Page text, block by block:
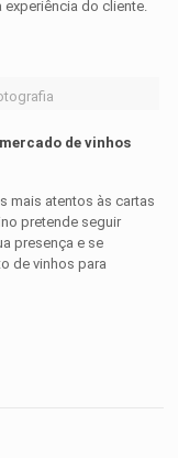
experiência do cliente.
de vinhos
mais atentos às cartas
pretende seguir
presença e se
de vinhos para